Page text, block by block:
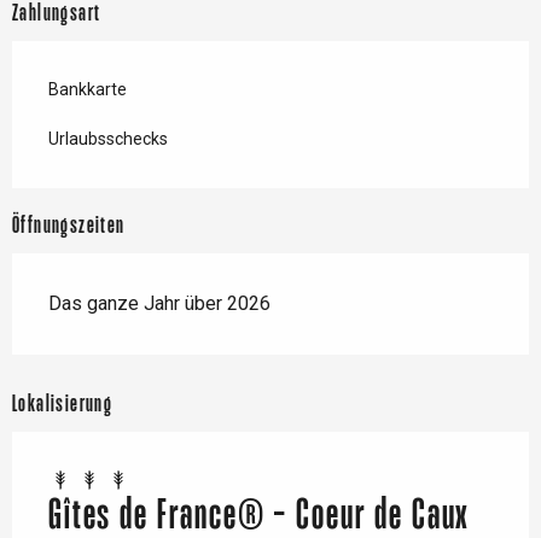
Zahlungsart
Bankkarte
Urlaubsschecks
Öffnungszeiten
Das ganze Jahr über 2026
Lokalisierung
Gîtes de France® - Coeur de Caux